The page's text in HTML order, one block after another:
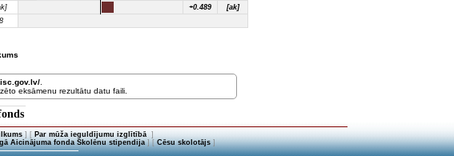
+0.489 [ak]
8
eksāmenu rezultātu datu faili.
] [ Par mūža ieguldījumu izglītībā ]
Aicinājuma fonda Skolēnu stipendija] [Cēsu skolotājs]